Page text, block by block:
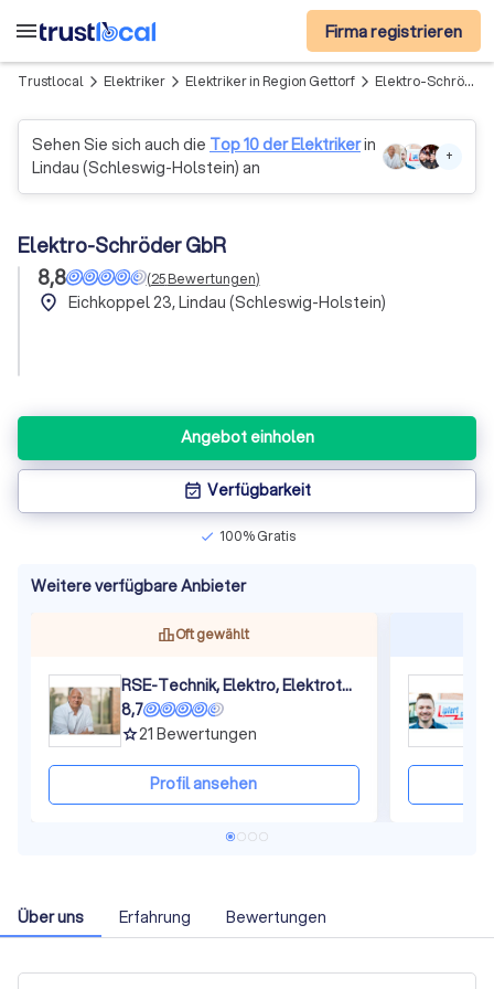
menu Firma registrieren
Trustlocal arrow_forward_ios Elektriker arrow_forward_ios Elektriker in Region Gettorf arrow_forward_ios Elektro-Schröder GbR
Sehen Sie sich auch die Top 10 der Elektrikerin
Lindau (Schleswig-Holstein) an
+
Elektro-Schröder GbR
8,8
(25Bewertungen)
place Eichkoppel 23, Lindau (Schleswig-Holstein)
Angebot einholen
event_available Verfügbarkeit
check 100% Gratis
Weitere verfügbare Anbieter
Oft gewählt
RSE-Technik, Elektro, Elektrotechnik, Gettorf, Eckernförde, Rendsburg, Kiel
8,7
grade21 Bewertungen
Profil ansehen
Über uns Erfahrung Bewertungen